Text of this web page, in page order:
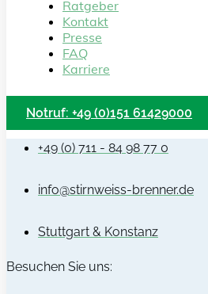
Ratgeber
Kontakt
Presse
FAQ
Karriere
Notruf: +49 (0)151 61429000
+49 (0) 711 - 84 98 77 0
info@stirnweiss-brenner.de
Stuttgart & Konstanz
Besuchen Sie uns: